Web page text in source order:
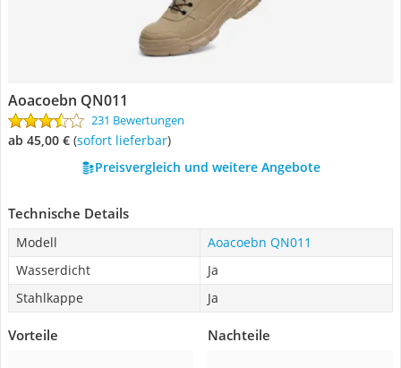
Aoacoebn QN011
231 Bewertungen
ab 45,00 € ( Sofort lieferbar)
Preisvergleich und weitere Angebote
Technische Details
Modell
Aoacoebn QN011
Wasserdicht
Ja
Stahlkappe
Ja
Vorteile Nachteile